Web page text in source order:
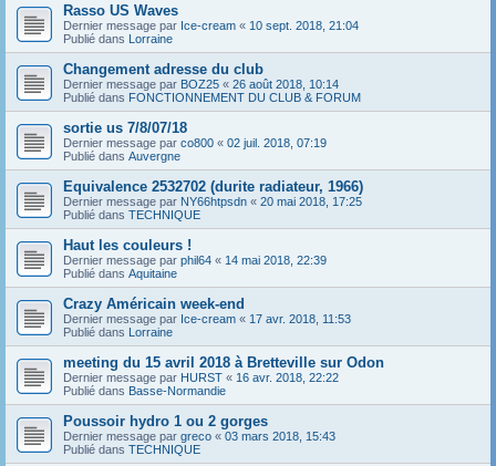
Rasso US Waves
Dernier message par Ice-cream « 10 sept. 2018, 21:04
Publié dans Lorraine
Changement adresse du club
Dernier message par BOZ25 « 26 août 2018, 10:14
Publié dans FONCTIONNEMENT DU CLUB & FORUM
sortie us 7/8/07/18
Dernier message par co800 « 02 juil. 2018, 07:19
Publié dans Auvergne
Equivalence 2532702 (durite radiateur, 1966)
Dernier message par NY66htpsdn « 20 mai 2018, 17:25
Publié dans TECHNIQUE
Haut les couleurs !
Dernier message par phil64 « 14 mai 2018, 22:39
Publié dans Aquitaine
Crazy Américain week-end
Dernier message par Ice-cream « 17 avr. 2018, 11:53
Publié dans Lorraine
meeting du 15 avril 2018 à Bretteville sur Odon
Dernier message par HURST « 16 avr. 2018, 22:22
Publié dans Basse-Normandie
Poussoir hydro 1 ou 2 gorges
Dernier message par greco « 03 mars 2018, 15:43
Publié dans TECHNIQUE